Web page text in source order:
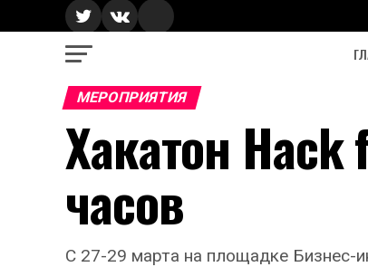
МЕРОПРИЯТИЯ
Хакатон Hack
часов
C 27-29 марта на площадке